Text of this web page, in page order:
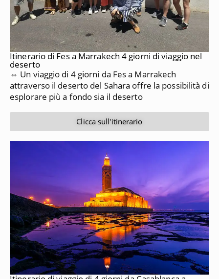
Itinerario di Fes a Marrakech 4 giorni di viaggio nel
deserto
⇔ Un viaggio di 4 giorni da Fes a Marrakech
attraverso il deserto del Sahara offre la possibilità di
esplorare più a fondo sia il deserto
Clicca sull'itinerario